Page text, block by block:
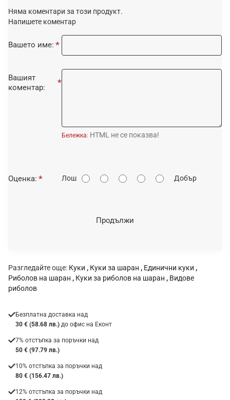
Няма коментари за този продукт.
Напишете коментар
Вашето име:
Вашият
коментар:
Бележка: HTML не се показва!
О
Оценка: Лош Добър
Продължи
Разгледайте още: Куки , Куки за шаран , Единични куки ,
Риболов на шаран , Куки за риболов на шаран , Видове
риболов
Безплатна доставка над
30 € (58.68 лв.) до офис на Еконт
7% отстъпка за поръчки над
50 € (97.79 лв.)
10% отстъпка за поръчки над
80 € (156.47 лв.)
12% отстъпка за поръчки над